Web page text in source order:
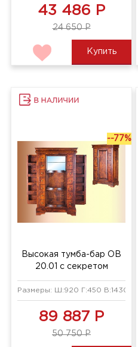
43 486 Р
24 650 Р
Купить
--77%
Высокая тумба-бар ОВ
20.01 с секретом
Размеры: Ш:920 Г:450 В:1430 мм
89 887 Р
50 750 Р